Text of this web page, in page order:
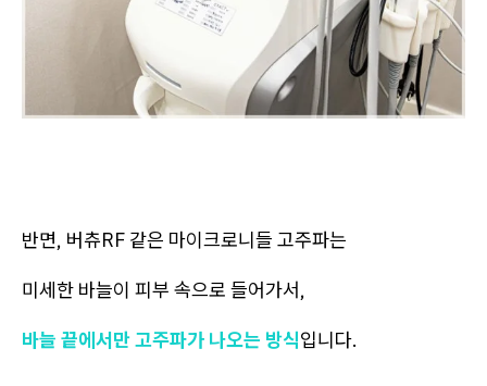
반면, 버츄RF 같은 마이크로니들 고주파는
미세한 바늘이 피부 속으로 들어가서,
바늘 끝에서만 고주파가 나오는 방식입니다.